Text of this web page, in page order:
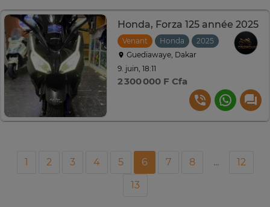
Honda, Forza 125 année 2025
Venant Honda
2025
Guediawaye, Dakar
9. juin, 18:11
2 300 000 F Cfa
1 2 3 4 5 6 7 8 ...
12
13